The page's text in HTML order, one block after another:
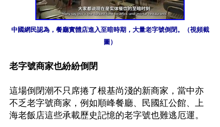
中國網民認為，餐廳實體店進入至暗時期，大量老字號倒閉。（視頻截
圖）
老字號商家也紛紛倒閉
這場倒閉潮不只席捲了根基尚淺的新商家，當中亦
不乏老字號商家，例如順峰餐廳、民國紅公館、上
海老飯店這些承載歷史記憶的老字號也難逃厄運。